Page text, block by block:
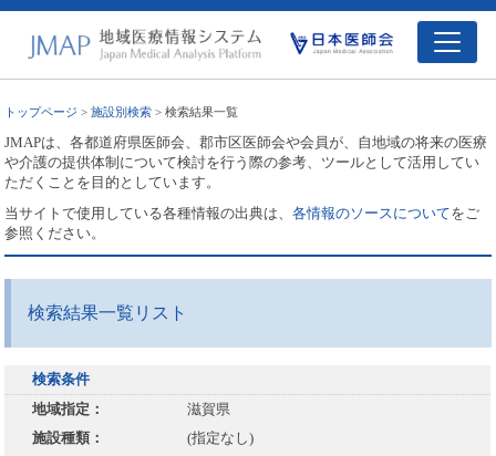
トップページ >施設別検索 > 検索結果一覧
JMAPは、各都道府県医師会、郡市区医師会や会員が、自地域の将来の医療
や介護の提供体制について検討を行う際の参考、ツールとして活用してい
ただくことを目的としています。
当サイトで使用している各種情報の出典は、各情報のソースについてをご
参照ください。
検索結果一覧リスト
検索条件
地域指定：
滋賀県
施設種類：
(指定なし)